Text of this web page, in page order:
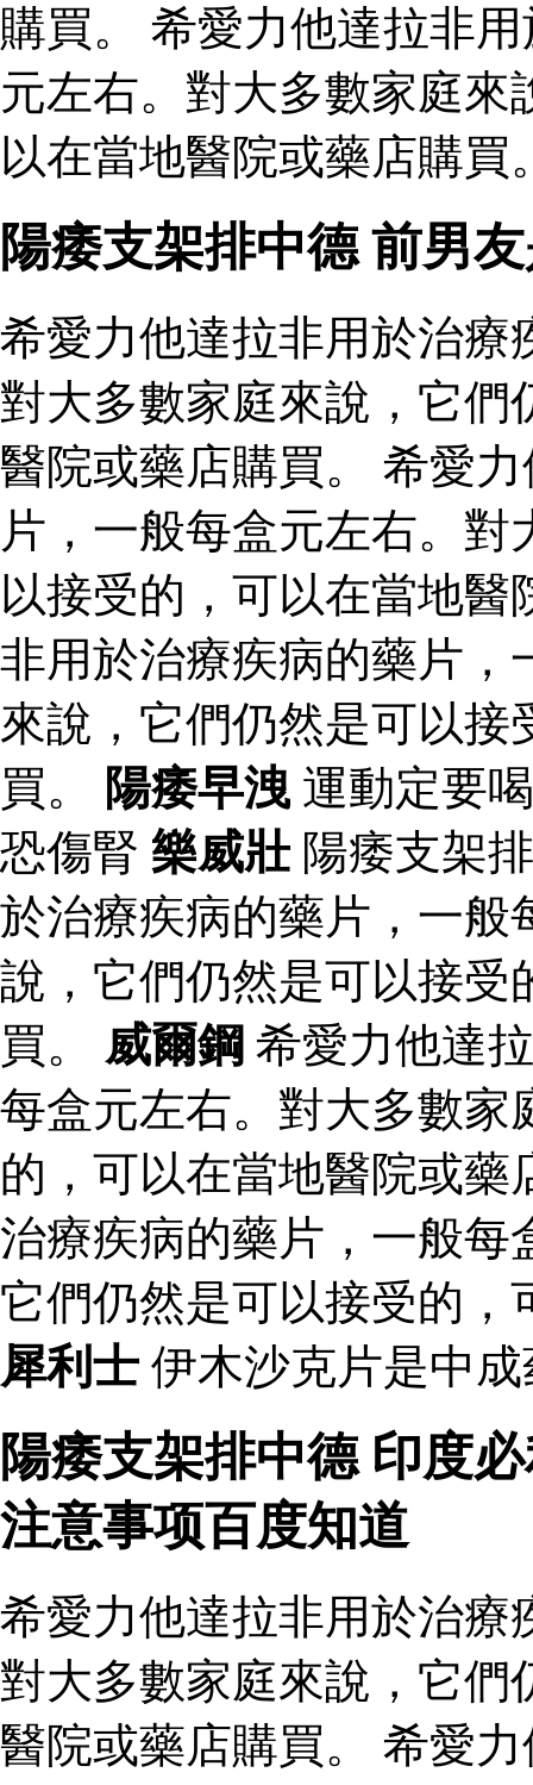
購買。 希愛力他達拉非
元左右。對大多數家庭
以在當地醫院或藥店購買
陽痿支架排中德 前男
希愛力他達拉非用於治療
對大多數家庭來說，它們
醫院或藥店購買。 希愛
片，一般每盒元左右。
以接受的，可以在當地
非用於治療疾病的藥片，
來說，它們仍然是可以
買。
陽痿早洩 運動定要
恐傷腎 樂威壯陽痿支架
於治療疾病的藥片，一般
說，它們仍然是可以接受
買。 威爾鋼 希愛力他達
每盒元左右。對大多數家
的，可以在當地醫院或
治療疾病的藥片，一般每
它們仍然是可以接受的，
犀利士 伊木沙克片是中
陽痿支架排中德 印度
注意事项百度知道
希愛力他達拉非用於治療
對大多數家庭來說，它們
醫院或藥店購買。 希愛